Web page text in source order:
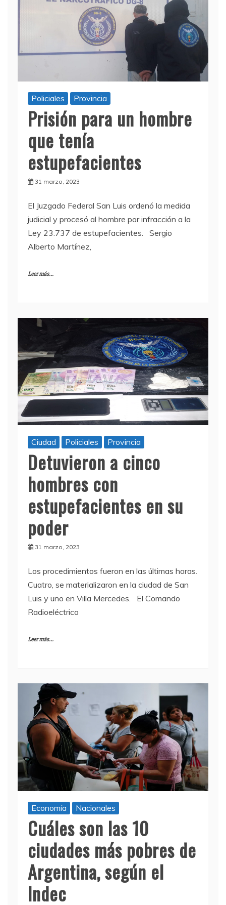
Policiales Provincia
Prisión para un hombre
que tenía
estupefacientes
31 marzo, 2023
El Juzgado Federal San Luis ordenó la medida
judicial y procesó al hombre por infracción a la
Ley 23.737 de estupefacientes. Sergio
Alberto Martínez,
Leer más...
Ciudad Policiales Provincia
Detuvieron a cinco
hombres con
estupefacientes en su
poder
31 marzo, 2023
Los procedimientos fueron en las últimas horas.
Cuatro, se materializaron en la ciudad de San
Luis y uno en Villa Mercedes. El Comando
Radioeléctrico
Leer más...
Economía Nacionales
Cuáles son las 10
ciudades más pobres de
Argentina, según el
Indec